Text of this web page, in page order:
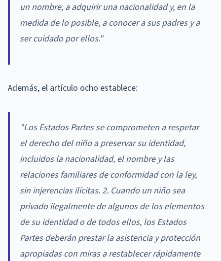
un nombre, a adquirir una nacionalidad y, en la
medida de lo posible, a conocer a sus padres y a
ser cuidado por ellos."
Además, el artículo ocho establece:
"Los Estados Partes se comprometen a respetar
el derecho del niño a preservar su identidad,
incluidos la nacionalidad, el nombre y las
relaciones familiares de conformidad con la ley,
sin injerencias ilícitas. 2. Cuando un niño sea
privado ilegalmente de algunos de los elementos
de su identidad o de todos ellos, los Estados
Partes deberán prestar la asistencia y protección
apropiadas con miras a restablecer rápidamente